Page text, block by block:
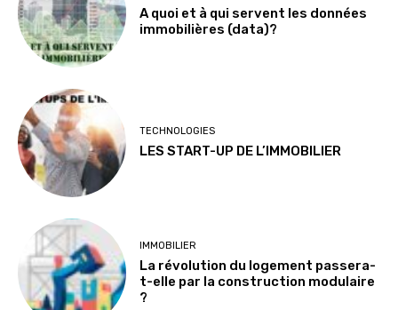
A quoi et à qui servent les données
immobilières (data)?
TECHNOLOGIES
LES START-UP DE L’IMMOBILIER
IMMOBILIER
La révolution du logement passera-
t-elle par la construction modulaire
?